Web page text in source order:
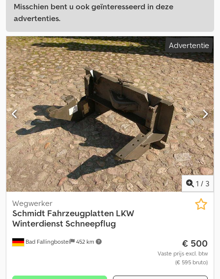
Misschien bent u ook geïnteresseerd in deze
advertenties.
Advertentie
1 / 3
Bad Fallingbostel 452 km
Wegwerker
Schmidt Fahrzeugplatten LKW
Winterdienst Schneepflug
€ 500
Vaste prijs excl. btw
(€ 595 bruto)